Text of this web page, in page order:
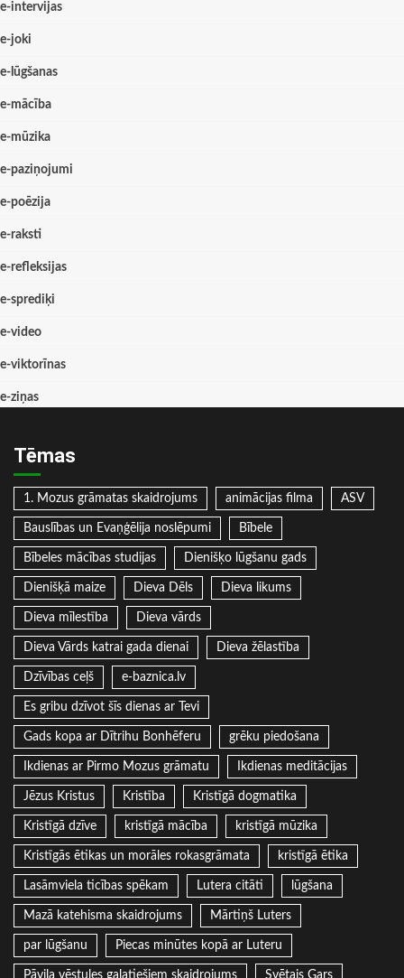
e-intervijas
e-joki
e-lūgšanas
e-mācība
e-mūzika
e-paziņojumi
e-poēzija
e-raksti
e-refleksijas
e-sprediķi
e-video
e-viktorīnas
e-ziņas
Tēmas
1. Mozus grāmatas skaidrojums animācijas filma ASV
Bauslības un Evaņģēlija noslēpumi Bībele
Bībeles mācības studijas Dienišķo lūgšanu gads
Dienišķā maize Dieva Dēls Dieva likums
Dieva mīlestība Dieva vārds
Dieva Vārds katrai gada dienai Dieva žēlastība
Dzīvības ceļš e-baznica.lv
Es gribu dzīvot šīs dienas ar Tevi
Gads kopa ar Dītrihu Bonhēferu grēku piedošana
Ikdienas ar Pirmo Mozus grāmatu Ikdienas meditācijas
Jēzus Kristus Kristība Kristīgā dogmatika
Kristīgā dzīve kristīgā mācība kristīgā mūzika
Kristīgās ētikas un morāles rokasgrāmata kristīgā ētika
Lasāmviela ticības spēkam Lutera citāti lūgšana
Mazā katehisma skaidrojums Mārtiņš Luters
par lūgšanu Piecas minūtes kopā ar Luteru